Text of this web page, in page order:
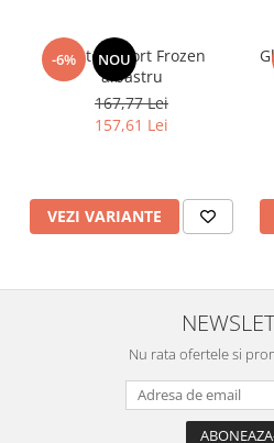
-6% NOU
Pantofi sport Frozen
albastru
167,77 Lei
157,61 Lei
VEZI VARIANTE
Nu rata ofertele si